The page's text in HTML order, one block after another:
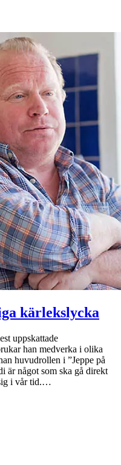
kärlekslycka
uppskattade
han medverka i olika
huvudrollen i ”Jeppe på
är något som ska gå direkt
i vår tid.…